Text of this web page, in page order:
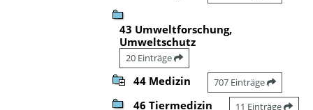
43 Umweltforschung,
Umweltschutz
20 Einträge
44 Medizin 707 Einträge
46 Tiermedizin 11 Einträge